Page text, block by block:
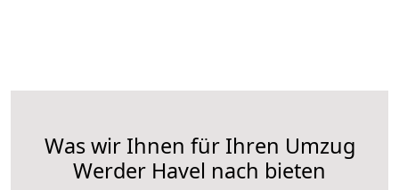
Was wir Ihnen für Ihren Umzug
Werder Havel nach bieten